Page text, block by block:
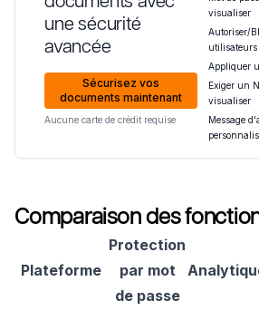
une sécurité
avancée
Sécurisez vos
documents maintenant
Aucune carte de crédit requise
visualiser
Autoriser/
utilisateurs
Appliquer
Exiger un
visualiser
Message
Comparaison des
Plateforme
Protection
par mot
de passe